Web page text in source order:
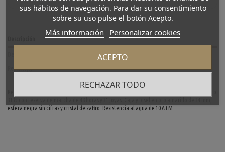
Reviews(0)
esfera negra sin cifras y cristal de zafiro. Resistencia al agua de 10 ATM.
sus hábitos de navegación. Para dar su consentimiento
sobre su uso pulse el botón Acepto.
Más información Personalizar cookies
RECHAZAR TODO
ACEPTO